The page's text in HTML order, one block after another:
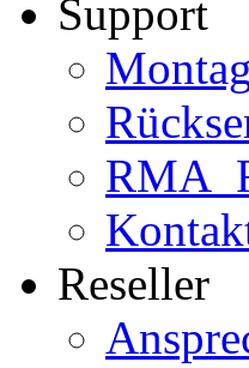
Support
Reseller